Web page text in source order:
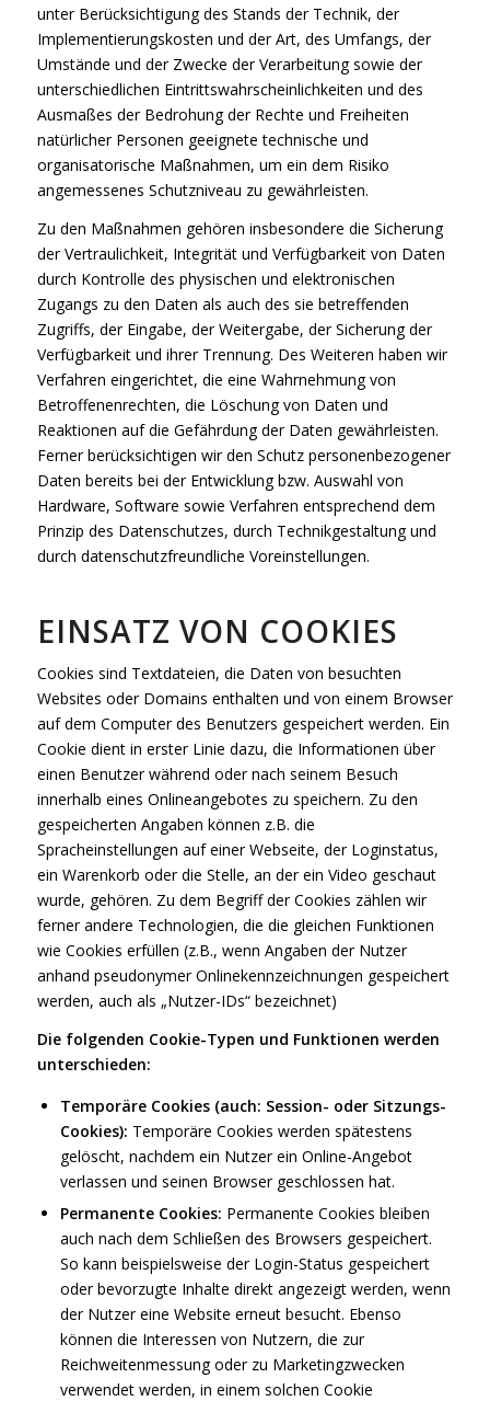
unter Berücksichtigung des Stands der Technik, der
Implementierungskosten und der Art, des Umfangs, der
Umstände und der Zwecke der Verarbeitung sowie der
unterschiedlichen Eintrittswahrscheinlichkeiten und des
Ausmaßes der Bedrohung der Rechte und Freiheiten
natürlicher Personen geeignete technische und
organisatorische Maßnahmen, um ein dem Risiko
angemessenes Schutzniveau zu gewährleisten.
Zu den Maßnahmen gehören insbesondere die Sicherung
der Vertraulichkeit, Integrität und Verfügbarkeit von Daten
durch Kontrolle des physischen und elektronischen
Zugangs zu den Daten als auch des sie betreffenden
Zugriffs, der Eingabe, der Weitergabe, der Sicherung der
Verfügbarkeit und ihrer Trennung. Des Weiteren haben wir
Verfahren eingerichtet, die eine Wahrnehmung von
Betroffenenrechten, die Löschung von Daten und
Reaktionen auf die Gefährdung der Daten gewährleisten.
Ferner berücksichtigen wir den Schutz personenbezogener
Daten bereits bei der Entwicklung bzw. Auswahl von
Hardware, Software sowie Verfahren entsprechend dem
Prinzip des Datenschutzes, durch Technikgestaltung und
durch datenschutzfreundliche Voreinstellungen.
EINSATZ VON COOKIES
Cookies sind Textdateien, die Daten von besuchten
Websites oder Domains enthalten und von einem Browser
auf dem Computer des Benutzers gespeichert werden. Ein
Cookie dient in erster Linie dazu, die Informationen über
einen Benutzer während oder nach seinem Besuch
innerhalb eines Onlineangebotes zu speichern. Zu den
gespeicherten Angaben können z.B. die
Spracheinstellungen auf einer Webseite, der Loginstatus,
ein Warenkorb oder die Stelle, an der ein Video geschaut
wurde, gehören. Zu dem Begriff der Cookies zählen wir
ferner andere Technologien, die die gleichen Funktionen
wie Cookies erfüllen (z.B., wenn Angaben der Nutzer
anhand pseudonymer Onlinekennzeichnungen gespeichert
werden, auch als „Nutzer-IDs“ bezeichnet)
Die folgenden Cookie-Typen und Funktionen werden
unterschieden:
Temporäre Cookies (auch: Session- oder Sitzungs-
Cookies): Temporäre Cookies werden spätestens
gelöscht, nachdem ein Nutzer ein Online-Angebot
verlassen und seinen Browser geschlossen hat.
Permanente Cookies: Permanente Cookies bleiben
auch nach dem Schließen des Browsers gespeichert.
So kann beispielsweise der Login-Status gespeichert
oder bevorzugte Inhalte direkt angezeigt werden, wenn
der Nutzer eine Website erneut besucht. Ebenso
können die Interessen von Nutzern, die zur
Reichweitenmessung oder zu Marketingzwecken
verwendet werden, in einem solchen Cookie